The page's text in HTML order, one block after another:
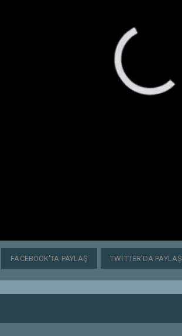
FACEBOOK'TA PAYLAŞ TWITTER'DA PAYLAŞ